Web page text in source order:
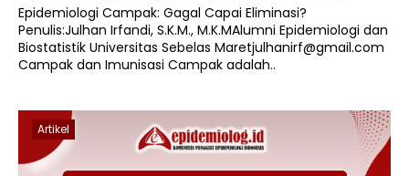
Epidemiologi Campak: Gagal Capai Eliminasi?
Penulis:Julhan Irfandi, S.K.M., M.K.MAlumni Epidemiologi dan
Biostatistik Universitas Sebelas Maretjulhanirf@gmail.com
Campak dan Imunisasi Campak adalah..
Artikel